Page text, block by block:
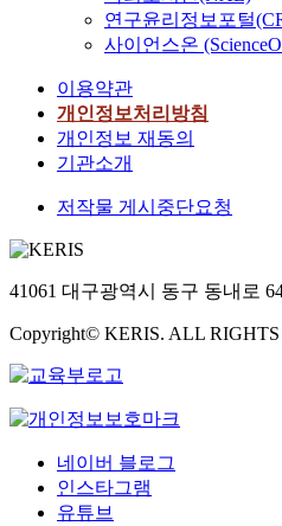
연구윤리정보포털
사이언스온
이용약관
개인정보처리방침
개인정보 재동의
기관소개
저작물 게시중단요청
41061 대구광역시 동구 동내로
Copyright© KERIS. ALL RIGHTS
네이버 블로그
인스타그램
유튜브